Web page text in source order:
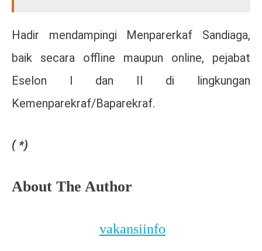
Hadir mendampingi Menparerkaf Sandiaga,
baik secara offline maupun online, pejabat
Eselon I dan II di lingkungan
Kemenparekraf/Baparekraf.
( *)
About The Author
vakansiinfo